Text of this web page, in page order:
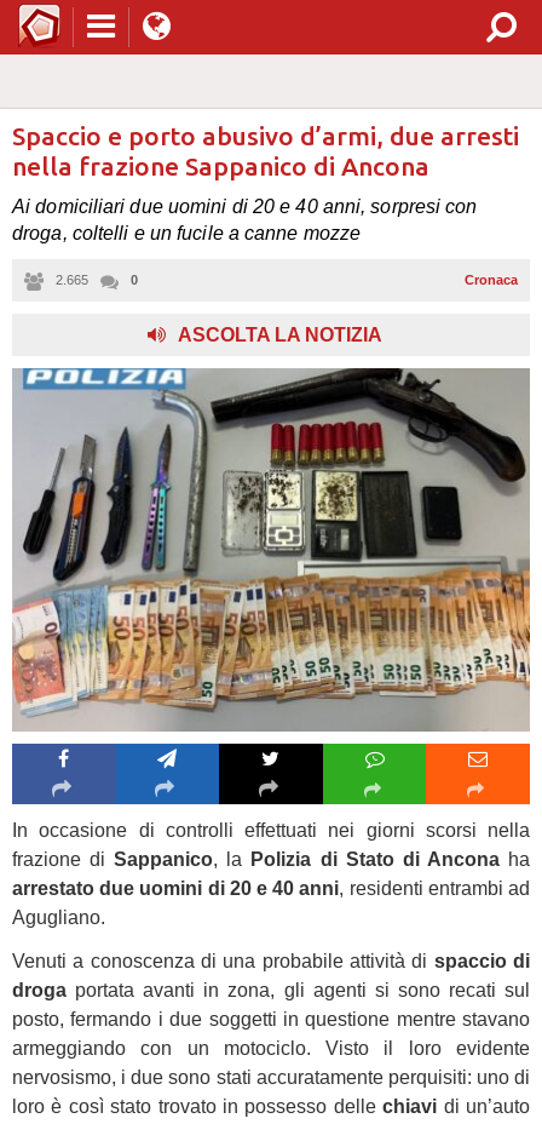
Spaccio e porto abusivo d’armi, due arresti
nella frazione Sappanico di Ancona
Ai domiciliari due uomini di 20 e 40 anni, sorpresi con
droga, coltelli e un fucile a canne mozze
2.665 0 Cronaca
ASCOLTA LA NOTIZIA
In occasione di controlli effettuati nei giorni scorsi nella
frazione diSappanico, la Polizia di Stato di Anconaha
arrestato due uomini di 20 e 40 anni, residenti entrambi ad
Agugliano.
Venuti a conoscenza di una probabile attività di spaccio di
droga portata avanti in zona, gli agenti si sono recati sul
posto, fermando i due soggetti in questione mentre stavano
armeggiando con un motociclo. Visto il loro evidente
nervosismo, i due sono stati accuratamente perquisiti: uno di
loro è così stato trovato in possesso dellechiavi di un’auto